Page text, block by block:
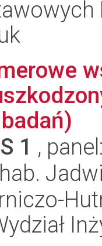
1 ,